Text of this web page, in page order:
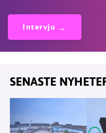
Intervju
SENASTE